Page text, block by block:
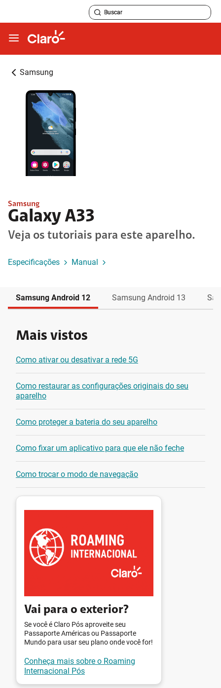
Samsung
Samsung
Galaxy A33
Veja os tutoriais para este aparelho.
Especificações Manual
Samsung Android 12 Samsung Android 13
Mais vistos
Como ativar ou desativar a rede 5G
Como restaurar as configurações originais do seu
aparelho
Como proteger a bateria do seu aparelho
Como fixar um aplicativo para que ele não feche
Como trocar o modo de navegação
Vai para o exterior?
Se você é Claro Pós aproveite seu
Passaporte Américas ou Passaporte
Mundo para usar seu plano onde você for!
Conheça mais sobre o Roaming
Internacional Pós